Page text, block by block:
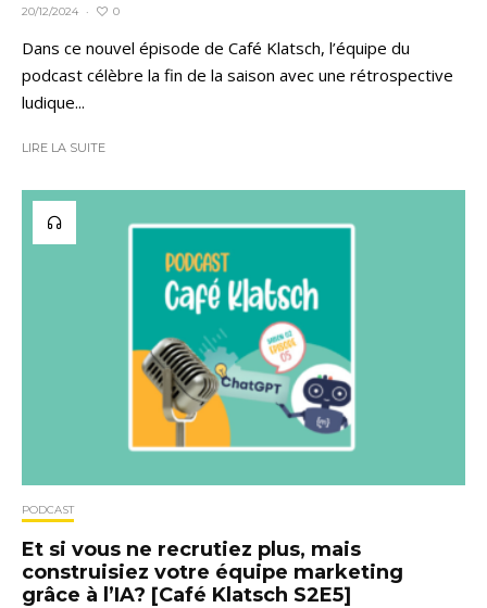
20/12/2024 · 0
Dans ce nouvel épisode de Café Klatsch, l’équipe du
podcast célèbre la fin de la saison avec une rétrospective
ludique...
LIRE LA SUITE
PODCAST
Et si vous ne recrutiez plus, mais
construisiez votre équipe marketing
grâce à l’IA? [Café Klatsch S2E5]